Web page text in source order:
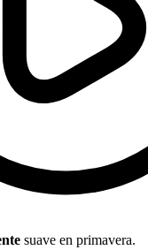
suave en primavera.